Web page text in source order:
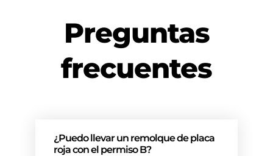
Preguntas
frecuentes
¿Puedo llevar un remolque de placa
roja con el permiso B?